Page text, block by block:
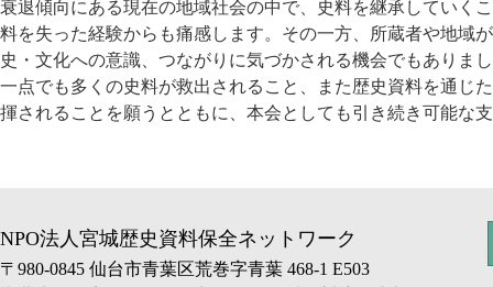
衰退傾向にある現在の地域社会の中で、史料を継承していく
料を失った経験からも痛感します。 その一方、所蔵者や地域
史・文化への意識、つながりに気づかされる機会でもありま
一点でも多くの史料が救出されること、また歴史資料を通じ
揮されることを願うとともに、本会と しても引き続き可能な
NPO法人宮城歴史資料保全ネットワーク
〒980-0845 仙台市青葉区荒巻字青葉 468-1 E503